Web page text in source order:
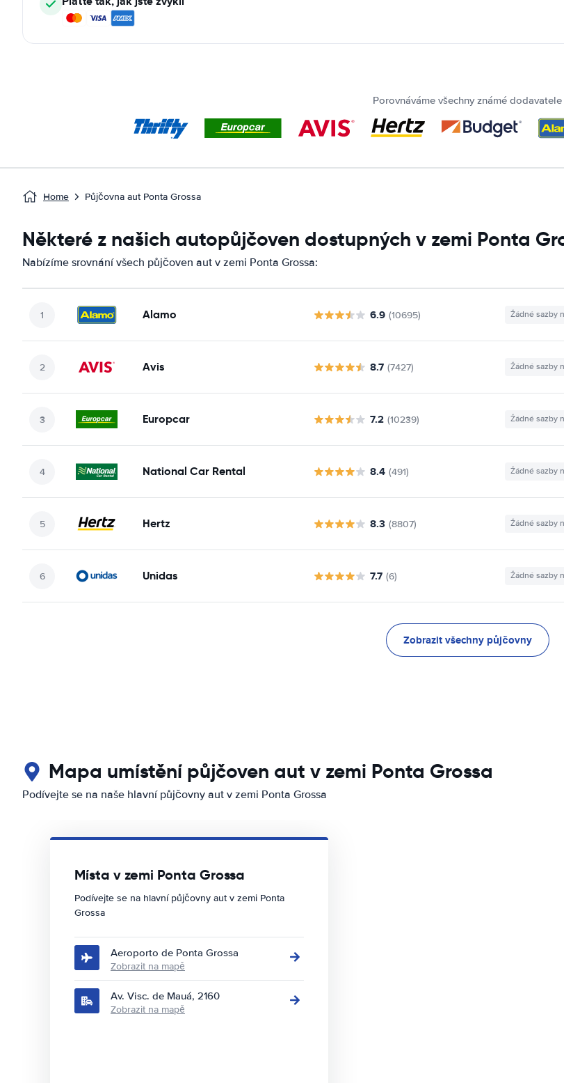
Porovnáváme všechny známé dodavatele
Home Půjčovna aut Ponta Grossa
Některé z našich autopůjčoven dostupných v zemi Ponta
Nabízíme srovnání všech půjčoven aut v zemi Ponta Grossa:
Alamo 6.9 (10695) Žádné sazby
Avis 8.7 (7427) Žádné sazby
Europcar 7.2 (10239) Žádné sazby
National Car Rental 8.4 (491) Žádné sazby
Hertz 8.3 (8807) Žádné sazby
Unidas 7.7 (6) Žádné sazby
Zobrazit všechny půjčovny
Mapa umístění půjčoven aut v zemi Ponta Grossa
Podívejte se na naše hlavní půjčovny aut v zemi Ponta Grossa
Místa v zemi Ponta Grossa
Podívejte se na hlavní půjčovny aut v zemi Ponta
Grossa
Aeroporto de Ponta Grossa
Zobrazit na mapě
Av. Visc. de Mauá, 2160
Zobrazit na mapě